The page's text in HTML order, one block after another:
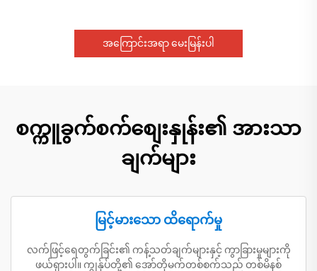
အကြောင်းအရာ မေးမြန်းပါ
စက္ကူခွက်စက်စျေးနှုန်း၏ အားသာ
ချက်များ
မြင့်မားသော ထိရောက်မှု
လက်ဖြင့်ရေတွက်ခြင်း၏ ကန့်သတ်ချက်များနှင့် ကွာခြားမှုများကို
ဖယ်ရှားပါ။ ကျွန်ုပ်တို့၏ အော်တိုမက်တစ်စက်သည် တစ်မိနစ်